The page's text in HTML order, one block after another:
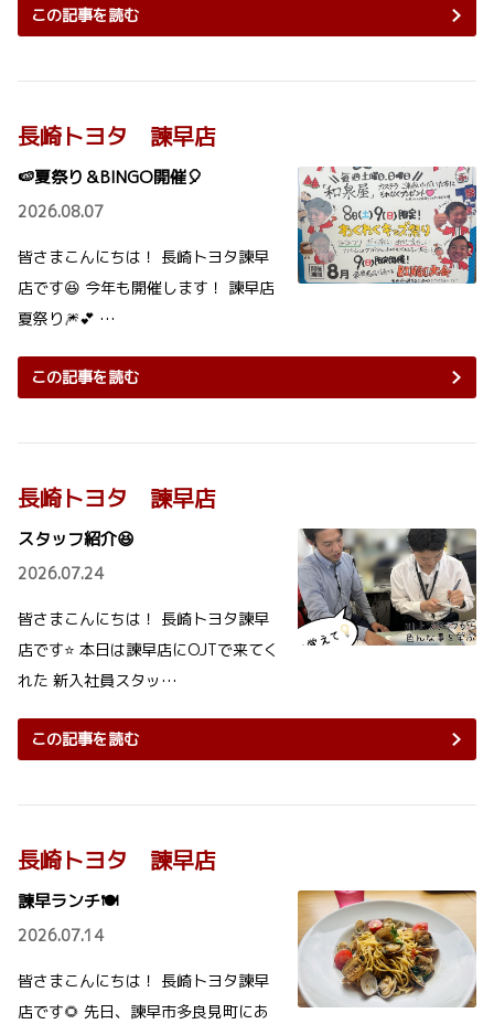
この記事を読む
長崎トヨタ 諫早店
🍉夏祭り＆BINGO開催🎈
2026.08.07
皆さまこんにちは！ 長崎トヨタ諫早
店です😆 今年も開催します！ 諫早店
夏祭り🎆💕 …
この記事を読む
長崎トヨタ 諫早店
スタッフ紹介😆
2026.07.24
皆さまこんにちは！ 長崎トヨタ諫早
店です⭐ 本日は諫早店にOJTで来てく
れた 新入社員スタッ…
この記事を読む
長崎トヨタ 諫早店
諫早ランチ🍽
2026.07.14
皆さまこんにちは！ 長崎トヨタ諫早
店です🌻 先日、諫早市多良見町にあ